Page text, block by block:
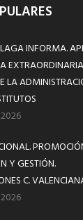
INFORMA.
EXTRAORDINARIA
LA
Y GESTIÓN.
C.